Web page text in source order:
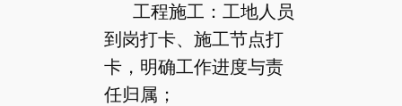
工程施工：工地人员
到岗打卡、施工节点打
卡，明确工作进度与责
任归属；